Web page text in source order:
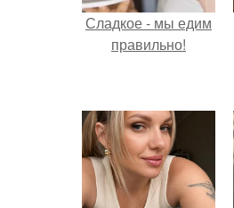
Сладкое - мы едим
правильно!